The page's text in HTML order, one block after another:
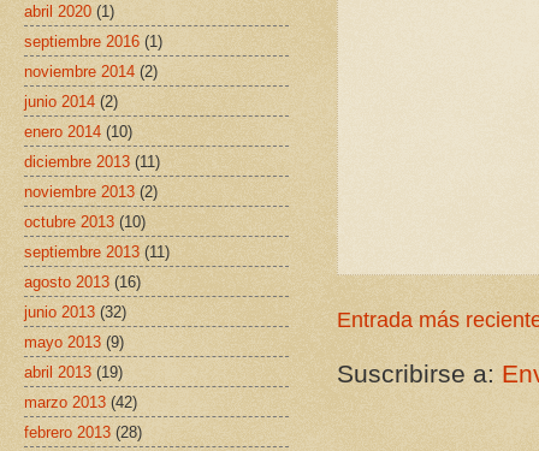
Entrada más
Suscribirse a:
abril 2020 (1)
septiembre 2016 (1)
noviembre 2014 (2)
junio 2014 (2)
enero 2014 (10)
diciembre 2013 (11)
noviembre 2013 (2)
octubre 2013 (10)
septiembre 2013 (11)
agosto 2013 (16)
junio 2013 (32)
mayo 2013 (9)
abril 2013 (19)
marzo 2013 (42)
febrero 2013 (28)